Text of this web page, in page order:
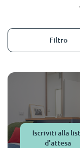
Seleziona
Filtro
Iscriviti alla
d'attesa